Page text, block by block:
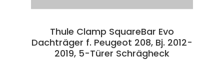
Thule Clamp SquareBar Evo
Dachträger f. Peugeot 208, Bj. 2012-
2019, 5-Türer Schrägheck